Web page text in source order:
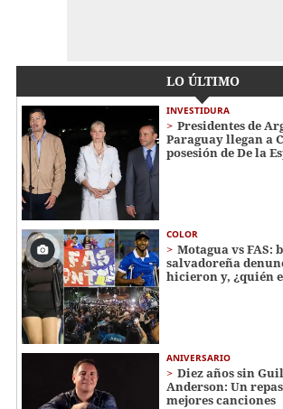
LO ÚLTIMO
INVESTIDURA
Presidentes de
Paraguay llegan a
posesión de De la
COLOR
Motagua vs FAS:
salvadoreña
hicieron y, ¿quién
ANIVERSARIO
Diez años sin
Anderson: Un
mejores canciones